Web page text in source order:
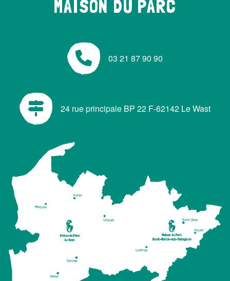
MAISON DU PARC
03 21 87 90 90
24 rue principale BP 22 F-62142 Le Wast